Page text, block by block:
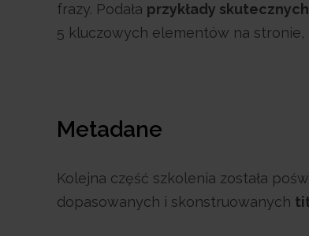
frazy. Podała przykłady
5 kluczowych elementów na
Metadane
Kolejna część szkolenia została
dopasowanych i skonstruowanych